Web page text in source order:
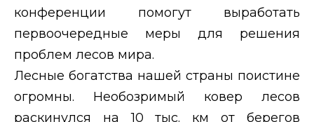
конференции помогут выработать
первоочередные меры для решения
проблем лесов мира.
Лесные богатства нашей страны поистине
огромны. Необозримый ковер лесов
раскинулся на 10 тыс. км от берегов